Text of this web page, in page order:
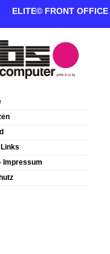
ELITE© FRONT OFFICE
Impressum